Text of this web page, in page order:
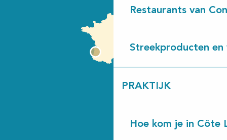
Restaurants van
Streekproducten en
PRAKTIJK
Hoe kom je in Côte